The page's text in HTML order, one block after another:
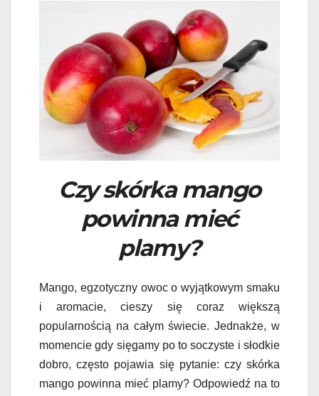
Czy skórka mango
powinna mieć
plamy?
Mango, egzotyczny owoc o wyjątkowym smaku
i aromacie, cieszy się coraz większą
popularnością na całym świecie. Jednakże, w
momencie gdy sięgamy po to soczyste i słodkie
dobro, często pojawia się pytanie: czy skórka
mango powinna mieć plamy? Odpowiedź na to